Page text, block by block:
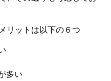
リットは以下の６つ
多い